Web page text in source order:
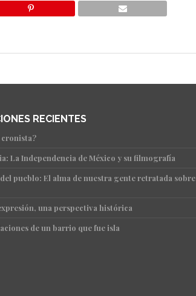
RECIENTES
cronista?
La Independencia de México y su filmografía
pueblo: El alma de nuestra gente retratada sobre
una perspectiva histórica
de un barrio que fue isla